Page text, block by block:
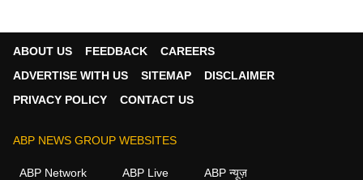
ABOUT US FEEDBACK
CAREERS
ADVERTISE WITH US
SITEMAP
DISCLAIMER
PRIVACY POLICY
CONTACT US
ABP NEWS GROUP WEBSITES
ABP Network ABP Live ABP न्यूज़